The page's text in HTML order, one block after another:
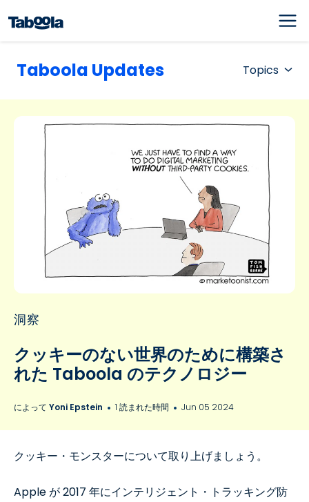
Taboola Updates Topics
洞察
クッキーのない世界のために構築さ
れた Taboola のテクノロジー
によって Yoni Epstein 1 読まれた時間 Jun 05 2024
クッキー・モンスターについて取り上げましょう。
Apple が 2017 年にインテリジェント・トラッキング防